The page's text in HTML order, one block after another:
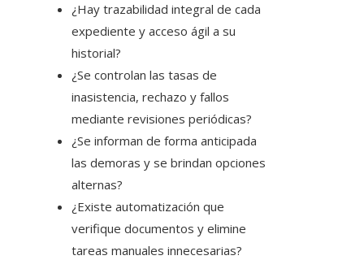
¿Hay trazabilidad integral de cada
expediente y acceso ágil a su
historial?
¿Se controlan las tasas de
inasistencia, rechazo y fallos
mediante revisiones periódicas?
¿Se informan de forma anticipada
las demoras y se brindan opciones
alternas?
¿Existe automatización que
verifique documentos y elimine
tareas manuales innecesarias?